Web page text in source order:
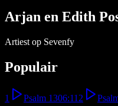
Arjan en Edith
Artiest op Sevenfy
Populair
1 Psalm 1306:11 2